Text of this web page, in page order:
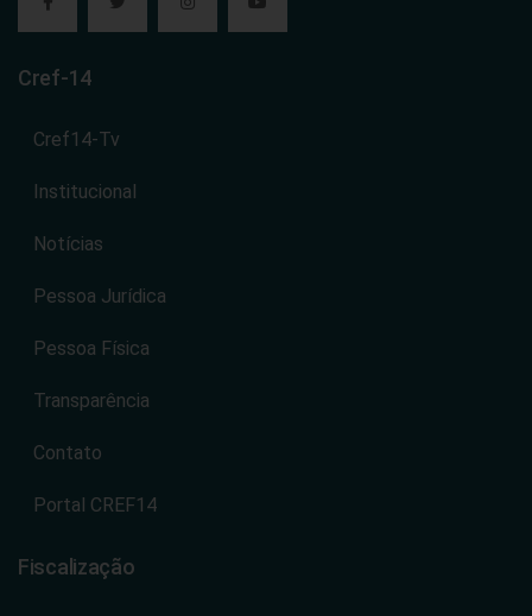
Cref-14
Cref14-Tv
Institucional
Notícias
Pessoa Jurídica
Pessoa Física
Transparência
Contato
Portal CREF14
Fiscalização